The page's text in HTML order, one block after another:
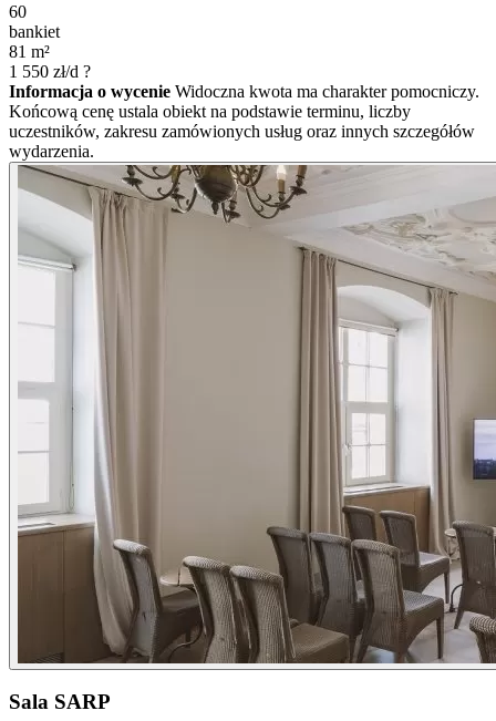
60
bankiet
81 m²
1 550 zł/d ?
Informacja o wycenie Widoczna kwota ma charakter pomocniczy.
Końcową cenę ustala obiekt na podstawie terminu, liczby
uczestników, zakresu zamówionych usług oraz innych szczegółów
wydarzenia.
Sala SARP